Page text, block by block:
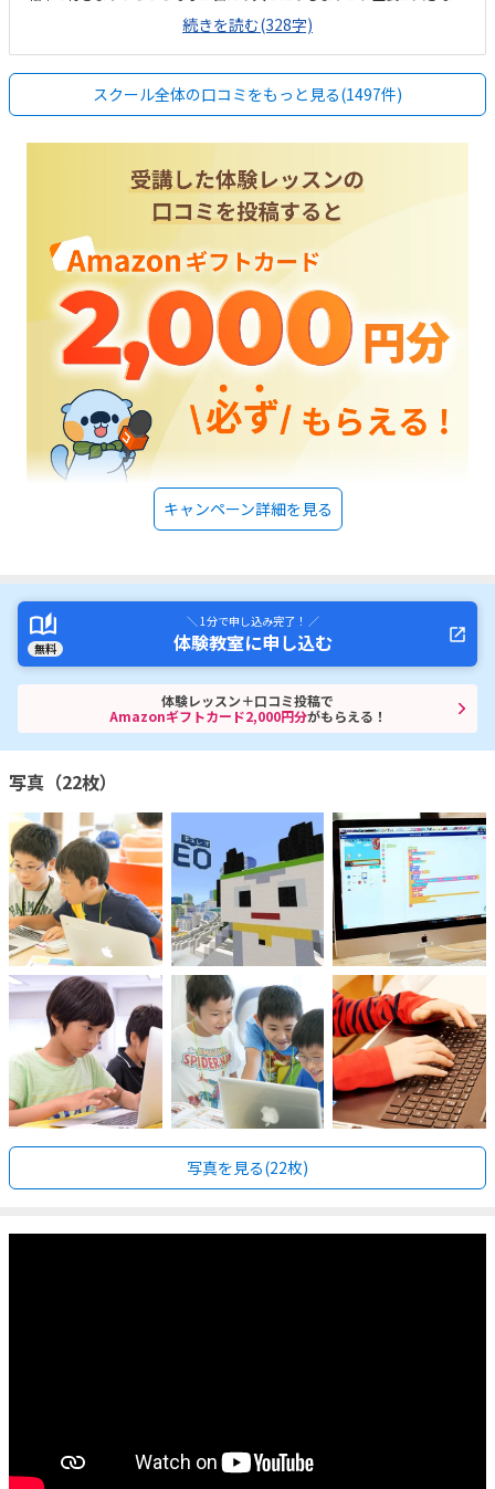
で挨拶してくれるおかげかみんなきちんと挨拶をして入ってきます安いと
ありがたいですが、現在でも満足です。もともと予算は考えてなかったの
ですが、思ったよりも高いなと思った気がしますが、子供が楽しそうに通
っているので頑張ります。わからないところがあっても丁寧に指導しても
らえる様です。楽しく通わせてもらってます。特に思い当たりません
続きを読む(328字)
スクール全体の口コミをもっと見る(1497件)
キャンペーン詳細を見る
無料
＼ 1分で申し込み完了！ ／
体験教室に申し込む
体験レッスン＋口コミ投稿で
Amazonギフトカード2,000円分がもらえる！
写真（22枚）
写真を見る(22枚)